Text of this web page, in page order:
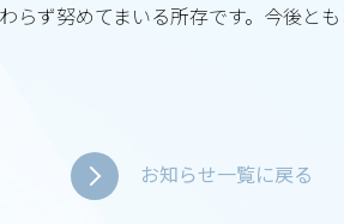
らず努めてまいる所存です。今後と
お知らせ一覧に戻る